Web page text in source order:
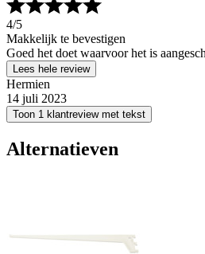
4/5
Makkelijk te bevestigen
Goed het doet waarvoor het is
Lees hele review
Hermien
14 juli 2023
Toon 1 klantreview met tekst
Alternatieven